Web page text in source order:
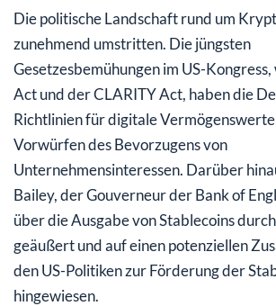
Die politische Landschaft rund um
zunehmend umstritten. Die jüngsten
Gesetzesbemühungen im US-
Act und der CLARITY Act, haben die
Richtlinien für digitale
Vorwürfen des Bevorzugens von
Unternehmensinteressen. Darüber
Bailey, der Gouverneur der Bank of
über die Ausgabe von Stablecoins
geäußert und auf einen potenziellen
den US-Politiken zur Förderung der
hingewiesen.